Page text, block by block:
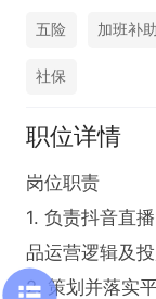
五险 加班补助
社保
职位详情
岗位职责
1. 负责抖音直
品运营逻辑及
2. 策划并落实